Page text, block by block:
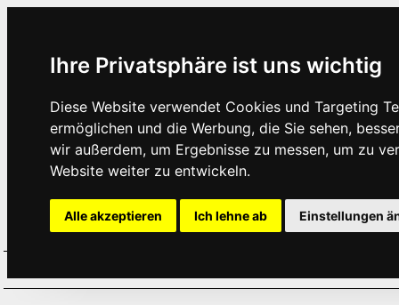
Ihre Privatsphäre ist uns wichtig
Diese Website verwendet Cookies und Targeting
ermöglichen und die Werbung, die Sie sehen,
wir außerdem, um Ergebnisse zu messen, um zu
Website weiter zu entwickeln.
Alle akzeptieren Ich lehne ab Einstellungen